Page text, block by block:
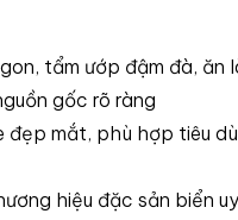
tẩm ướp đậm đà, ăn
gốc rõ ràng
đẹp mắt, phù hợp tiêu
hiệu đặc sản biển